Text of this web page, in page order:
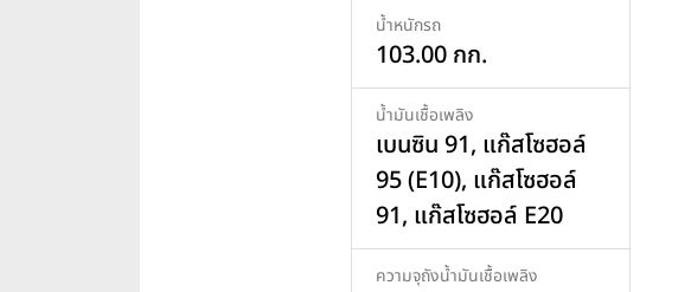
น้ำหนักรถ
103.00 กก.
น้ำมันเชื้อเพลิง
เบนซิน 91, แก๊สโซฮอล์
95 (E10), แก๊สโซฮอล์
91, แก๊สโซฮอล์ E20
ความจุถังน้ำมันเชื้อเพลิง